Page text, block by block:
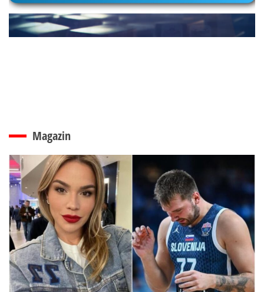
Magazin